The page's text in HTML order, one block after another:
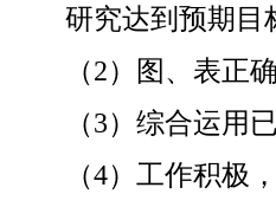
研究达到预期目
（2）图、表正
（3）综合运用
（4）工作积极